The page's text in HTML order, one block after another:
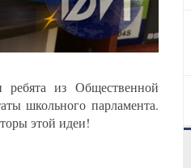
из Общественной
школьного парламента.
этой идеи!